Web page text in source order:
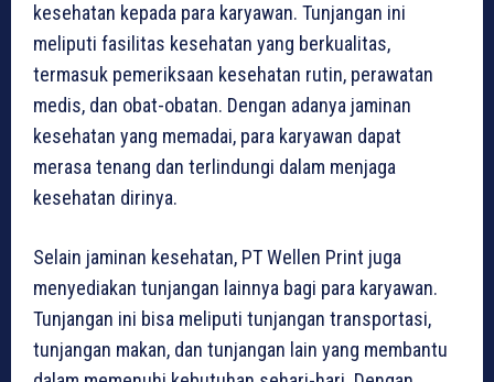
kesehatan kepada para karyawan. Tunjangan ini
meliputi fasilitas kesehatan yang berkualitas,
termasuk pemeriksaan kesehatan rutin, perawatan
medis, dan obat-obatan. Dengan adanya jaminan
kesehatan yang memadai, para karyawan dapat
merasa tenang dan terlindungi dalam menjaga
kesehatan dirinya.
Selain jaminan kesehatan, PT Wellen Print juga
menyediakan tunjangan lainnya bagi para karyawan.
Tunjangan ini bisa meliputi tunjangan transportasi,
tunjangan makan, dan tunjangan lain yang membantu